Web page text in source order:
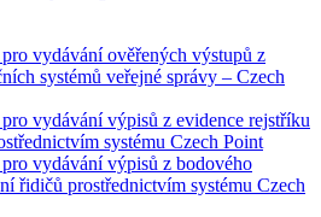
vydávání ověřených výstupů z
systémů veřejné správy – Czech
vydávání výpisů z evidence rejstříku
systému Czech Point
vydávání výpisů z bodového
řidičů prostřednictvím systému Czech